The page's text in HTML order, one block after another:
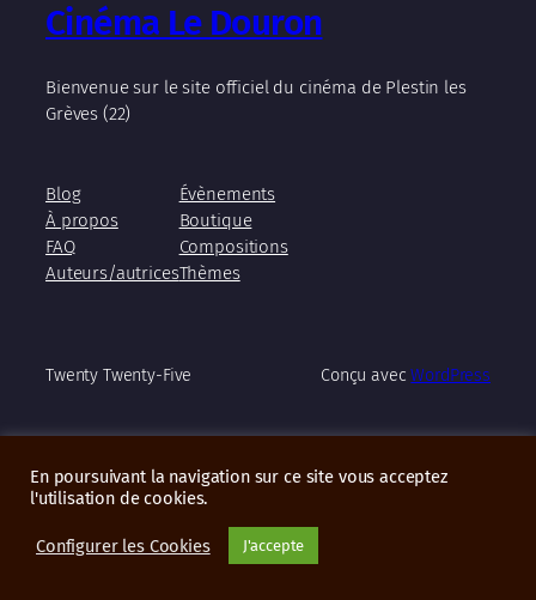
Cinéma Le Douron
Bienvenue sur le site officiel du cinéma de Plestin les
Grèves (22)
Blog
À propos
FAQ
Auteurs/autrices
Évènements
Boutique
Compositions
Thèmes
Twenty Twenty-Five Conçu avecWordPress
En poursuivant la navigation sur ce site vous acceptez
l'utilisation de cookies.
Configurer les Cookies J'accepte